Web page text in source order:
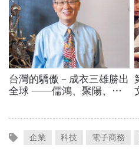
企業 科技 電子商務